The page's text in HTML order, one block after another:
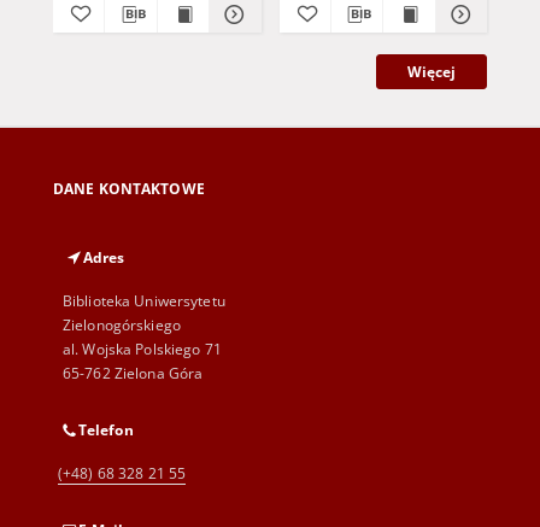
Więcej
DANE KONTAKTOWE
Adres
Biblioteka Uniwersytetu
Zielonogórskiego
al. Wojska Polskiego 71
65-762 Zielona Góra
Telefon
(+48) 68 328 21 55